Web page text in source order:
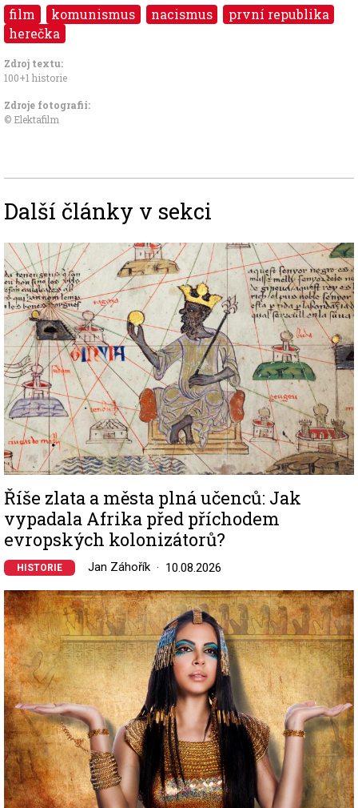
film komunismus nacismus
první republika
herečka
Zdroj textu:
100+1 historie
Zdroje fotografii:
© Elektafilm
Další články v sekci
Image
Říše zlata a města plná učenců: Jak
vypadala Afrika před příchodem
evropských kolonizátorů?
HISTORIE Jan Záhořík 10.08.2026
Image